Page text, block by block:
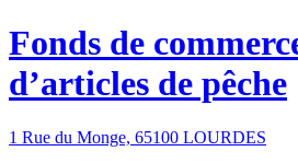
Fonds de
d’articles de pêche
1 Rue du Monge, 65100 LOURDES